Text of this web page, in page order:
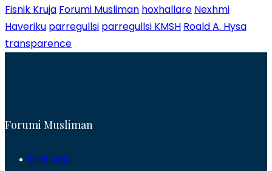
Fisnik Kruja Forumi Musliman hoxhallare Nexhmi
Haveriku parregullsi parregullsi KMSH Roald A. Hysa
transparence
Forumi Musliman
Rreth nesh